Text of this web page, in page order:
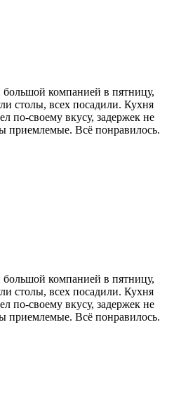
компанией в пятницу,
столы, всех посадили. Кухня
по-своему вкусу, задержек не
приемлемые. Всё понравилось.
компанией в пятницу,
столы, всех посадили. Кухня
по-своему вкусу, задержек не
приемлемые. Всё понравилось.